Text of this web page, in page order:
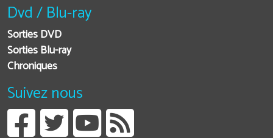
Dvd / Blu-ray
Sorties DVD
Sorties Blu-ray
Chroniques
Suivez nous